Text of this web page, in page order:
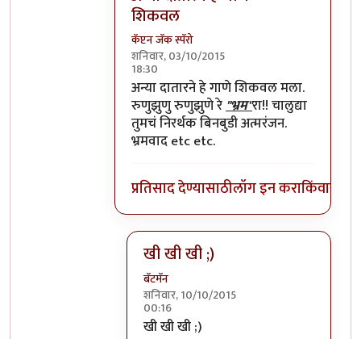
शिकवल
कॅप्टन जॅक स्पॅरो
शनिवार, 03/10/2015
18:30
In reply to=))byप्रचेतस
अन्या दातारने हे गाणे शिकवल मला.
रुणुझुणु रुणुझुणे रे"भ्रम"रा!! चालुद्या
तुमचं निरर्थक बिनबुडी अत्मरंजन.
भ्रमवाद etc etc.
प्रतिसाद देण्यासाठीलॉग इन कराकिंवा
खी खी खी ;)
बॅटमॅन
शनिवार, 10/10/2015
00:16
In reply to
खी खी खी ;)